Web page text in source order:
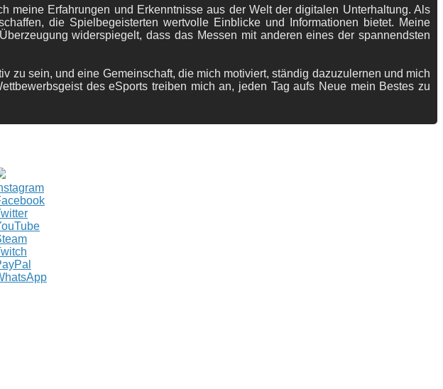
meine Erfahrungen und Erkenntnisse aus der Welt der digitalen Unterhaltung. Als
die Spielbegeisterten wertvolle Einblicke und Informationen bietet. Meine
widerspiegelt, dass das Messen mit anderen eines der spannendsten
zu sein, und eine Gemeinschaft, die mich motiviert, ständig dazuzulernen und mich
des eSports treiben mich an, jeden Tag aufs Neue mein Bestes zu